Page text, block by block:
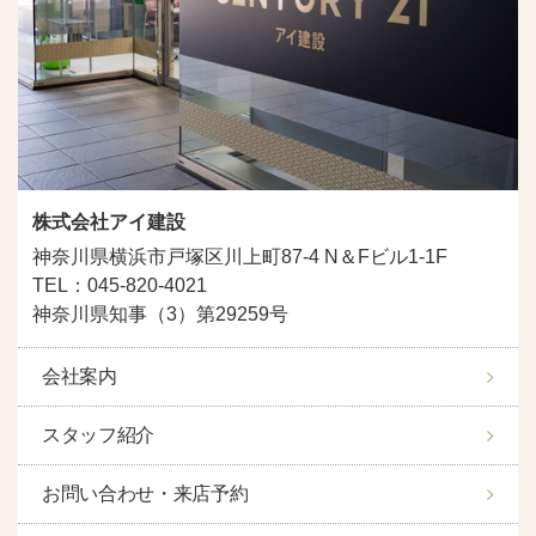
株式会社アイ建設
神奈川県横浜市戸塚区川上町87-4 N＆Fビル1-1F
TEL：045-820-4021
神奈川県知事（3）第29259号
会社案内
スタッフ紹介
お問い合わせ・来店予約